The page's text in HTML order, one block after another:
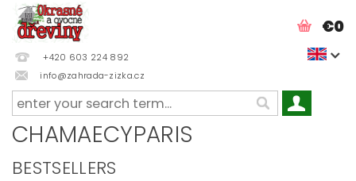
+420 603 224 892
info@zahrada-zizka.cz
€0
CHAMAECYPARIS
BESTSELLERS